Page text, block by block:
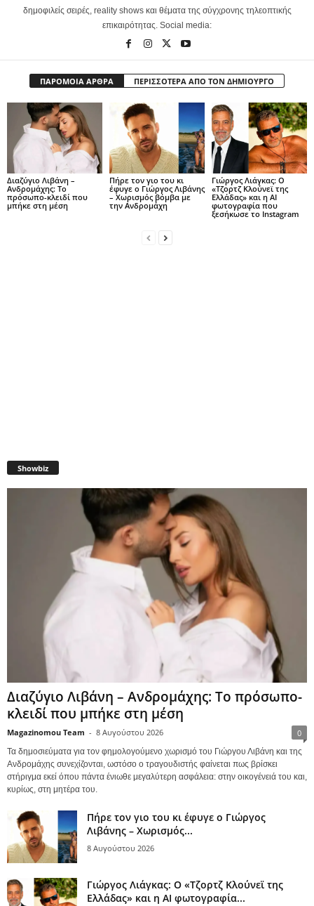
δημοφιλείς σειρές, reality shows και θέματα της σύγχρονης τηλεοπτικής
επικαιρότητας. Social media:
ΠΑΡΟΜΟΙΑ ΑΡΘΡΑ ΠΕΡΙΣΣΟΤΕΡΑ ΑΠΟ ΤΟΝ ΔΗΜΙΟΥΡΓΟ
Διαζύγιο Λιβάνη –
Ανδρομάχης: Το
πρόσωπο-κλειδί που
μπήκε στη μέση
Πήρε τον γιο του κι
έφυγε ο Γιώργος Λιβάνης
– Χωρισμός βόμβα με
την Ανδρομάχη
Γιώργος Λιάγκας: Ο
«Τζορτζ Κλούνεϊ της
Ελλάδας» και η AI
φωτογραφία που
ξεσήκωσε το Instagram
Showbiz
Διαζύγιο Λιβάνη – Ανδρομάχης: Το πρόσωπο-
κλειδί που μπήκε στη μέση
Magazinomou Team - 8 Αυγούστου 2026 0
Τα δημοσιεύματα για τον φημολογούμενο χωρισμό του Γιώργου Λιβάνη και της
Ανδρομάχης συνεχίζονται, ωστόσο ο τραγουδιστής φαίνεται πως βρίσκει
στήριγμα εκεί όπου πάντα ένιωθε μεγαλύτερη ασφάλεια: στην οικογένειά του και,
κυρίως, στη μητέρα του.
Πήρε τον γιο του κι έφυγε ο Γιώργος
Λιβάνης – Χωρισμός...
8 Αυγούστου 2026
Γιώργος Λιάγκας: Ο «Τζορτζ Κλούνεϊ της
Ελλάδας» και η AI φωτογραφία...